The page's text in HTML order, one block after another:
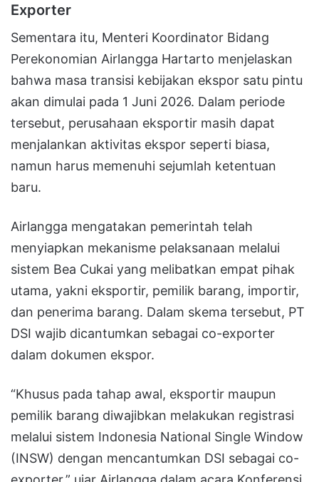
Exporter
Sementara itu, Menteri Koordinator Bidang
Perekonomian Airlangga Hartarto menjelaskan
bahwa masa transisi kebijakan ekspor satu pintu
akan dimulai pada 1 Juni 2026. Dalam periode
tersebut, perusahaan eksportir masih dapat
menjalankan aktivitas ekspor seperti biasa,
namun harus memenuhi sejumlah ketentuan
baru.
Airlangga mengatakan pemerintah telah
menyiapkan mekanisme pelaksanaan melalui
sistem Bea Cukai yang melibatkan empat pihak
utama, yakni eksportir, pemilik barang, importir,
dan penerima barang. Dalam skema tersebut, PT
DSI wajib dicantumkan sebagai co-exporter
dalam dokumen ekspor.
“Khusus pada tahap awal, eksportir maupun
pemilik barang diwajibkan melakukan registrasi
melalui sistem Indonesia National Single Window
(INSW) dengan mencantumkan DSI sebagai co-